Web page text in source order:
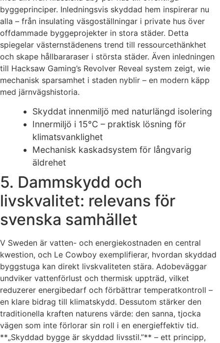
byggeprinciper. Inledningsvis skyddad hem inspirerar nu
alla – från insulating väsgoställningar i private hus över
offdammade byggeprojekter in stora städer. Detta
spiegelar västernstädenens trend till ressourcethänkhet
och skape hållbararaser i största städer. Även inledningen
till Hacksaw Gaming’s Revolver Reveal system zeigt, wie
mechanisk sparsamhet i staden nyblir – en modern käpp
med järnvägshistoria.
Skyddat innenmiljö med naturlängd isolering
Innermiljö i 15°C – praktisk lösning för
klimatsvanklighet
Mechanisk kaskadsystem för långvarig
äldrehet
5. Dammskydd och
livskvalitet: relevans för
svenska samhället
V Sweden är vatten- och energiekostnaden en central
kwestion, och Le Cowboy exemplifierar, hvordan skyddad
byggstuga kan direkt livskvaliteten stära. Adobeväggar
undviker vattenförlust och thermisk uppträd, vilket
reduzerer energibedarf och förbättrar temperatkontroll –
en klare bidrag till klimatskydd. Dessutom stärker den
traditionella kraften naturens värde: den sanna, tjocka
vägen som inte förlorar sin roll i en energieffektiv tid.
**„Skyddad bygge är skyddad livsstil.”** – ett principp,